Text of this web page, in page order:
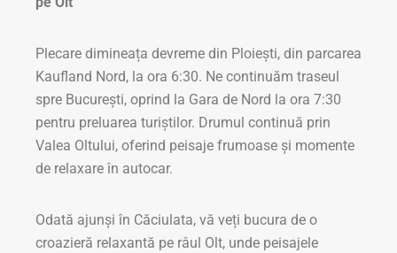
Plecare dimineața devreme din Ploiești, din parcarea
Kaufland Nord, la ora 6:30. Ne continuăm traseul
spre București, oprind la Gara de Nord la ora 7:30
pentru preluarea turiștilor. Drumul continuă prin
Valea Oltului, oferind peisaje frumoase și momente
de relaxare în autocar.
Odată ajunși în Căciulata, vă veți bucura de o
croazieră relaxantă pe râul Olt, unde peisajele